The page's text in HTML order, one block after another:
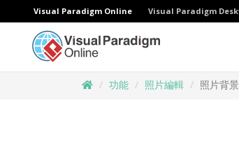
Visual Paradigm Online Visual Paradigm
功能 照片編輯 照片背